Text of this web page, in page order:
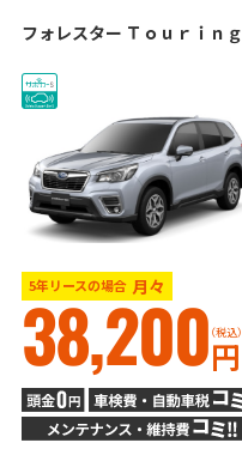
フォレスター Ｔｏｕｒｉｎｇ
5年リースの場合 月々
38,200円
（税込）